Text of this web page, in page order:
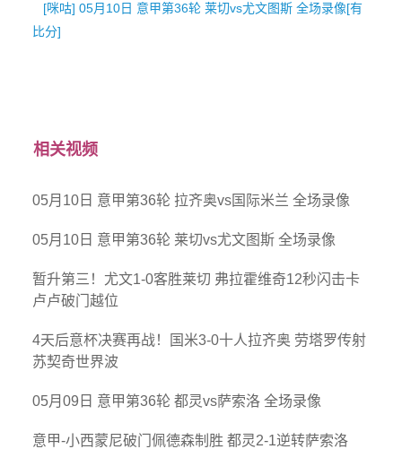
[咪咕] 05月10日 意甲第36轮 莱切vs尤文图斯 全场录像[有
比分]
相关视频
05月10日 意甲第36轮 拉齐奥vs国际米兰 全场录像
05月10日 意甲第36轮 莱切vs尤文图斯 全场录像
暂升第三！尤文1-0客胜莱切 弗拉霍维奇12秒闪击卡
卢卢破门越位
4天后意杯决赛再战！国米3-0十人拉齐奥 劳塔罗传射
苏契奇世界波
05月09日 意甲第36轮 都灵vs萨索洛 全场录像
意甲-小西蒙尼破门佩德森制胜 都灵2-1逆转萨索洛